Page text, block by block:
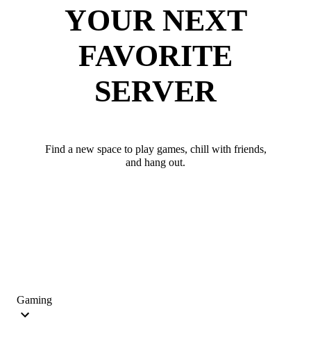
YOUR NEXT
FAVORITE
SERVER
Find a new space to play games, chill with friends,
and hang out.
Gaming